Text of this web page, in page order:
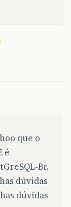
que o
é
Br.
dúvidas
dúvidas